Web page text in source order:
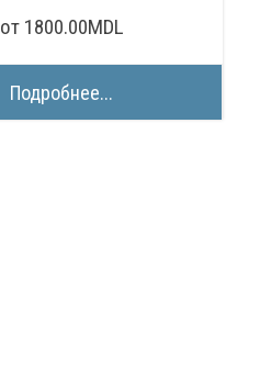
от 1800.00MDL
Подробнее...